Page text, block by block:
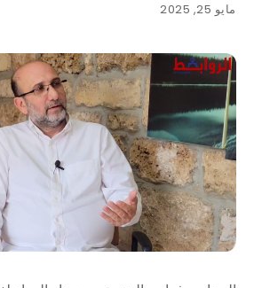
مايو 25, 2025